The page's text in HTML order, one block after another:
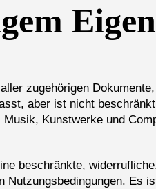
zugehörigen
aber ist nicht
Kunstwerke und
beschränkte,
Es